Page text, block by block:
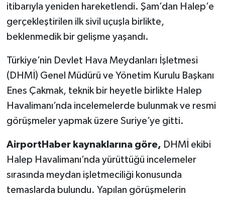
itibarıyla yeniden hareketlendi. Şam’dan Halep’e
gerçekleştirilen ilk sivil uçuşla birlikte,
beklenmedik bir gelişme yaşandı.
Türkiye’nin Devlet Hava Meydanları İşletmesi
(DHMİ) Genel Müdürü ve Yönetim Kurulu Başkanı
Enes Çakmak, teknik bir heyetle birlikte Halep
Havalimanı’nda incelemelerde bulunmak ve resmi
görüşmeler yapmak üzere Suriye’ye gitti.
AirportHaber kaynaklarına göre, DHMİ ekibi
Halep Havalimanı’nda yürüttüğü incelemeler
sırasında meydan işletmeciliği konusunda
temaslarda bulundu. Yapılan görüşmelerin